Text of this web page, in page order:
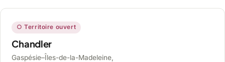
○ Territoire ouvert
Chandler
Gaspésie–Îles-de-la-Madeleine,